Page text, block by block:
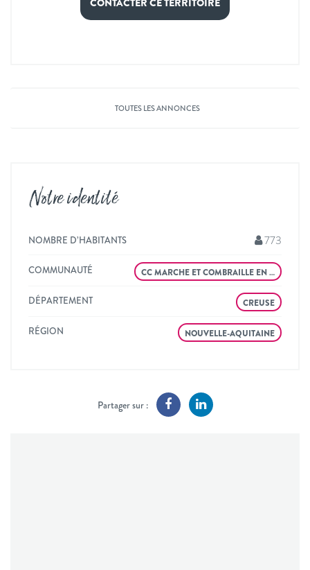
TOUTES LES ANNONCES
Notre identité
NOMBRE D’HABITANTS 773
COMMUNAUTÉ CC MARCHE ET COMBRAILLE EN …
DÉPARTEMENT CREUSE
RÉGION NOUVELLE-AQUITAINE
Partager sur :